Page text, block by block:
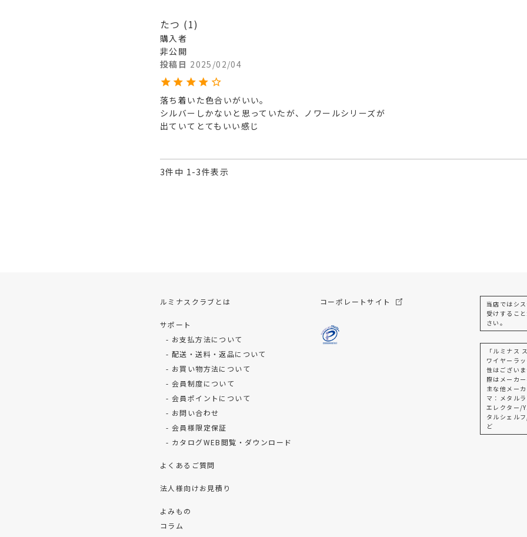
たつ 1
購入者
非公開
投稿日 2025/02/04
落ち着いた色合いがいい。
シルバーしかないと思っていたが、ノワールシリーズが
出ていてとてもいい感じ
3件中 1-3件表示
ルミナスクラブとは
サポート
お支払方法について
配送・送料・返品について
お買い物方法について
会員制度について
会員ポイントについて
お問い合わせ
会員様限定保証
カタログWEB閲覧・ダウンロード
よくあるご質問
法人様向けお見積り
よみもの
コラム
コーポレートサイト
当店ではシ
受けするこ
さい。
「ルミナス
ワイヤーラ
性はござい
際はメーカ
主な他メー
マ：メタル
エレクター/
タルシェル
ど